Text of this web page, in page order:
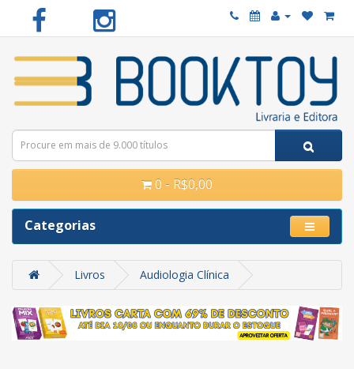
0 - R$0,00
Categorias
Livros Audiologia Clínica